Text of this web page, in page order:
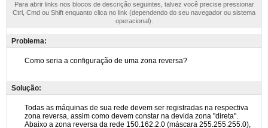
Para abrir links nos blocos de descrição seguintes, talvez você precise pressionar
Ctrl, Cmd ou Shift enquanto clica no link (dependendo do seu navegador ou sistema
operacional).
Problema:
Solução: